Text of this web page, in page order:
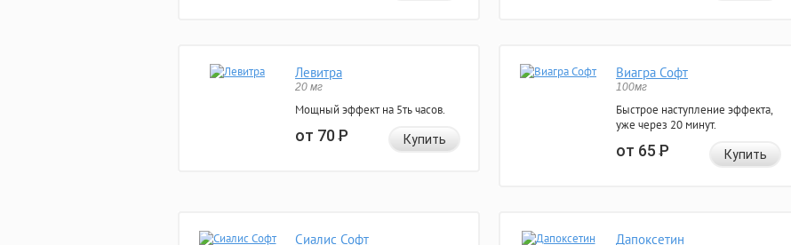
Левитра
20 мг
Мощный эффект на 5ть часов.
от 70Р Купить
Виагра Софт
100мг
Быстрое наступление эффекта,
уже через 20 минут.
от 65Р Купить
Сиалис Софт Дапоксетин